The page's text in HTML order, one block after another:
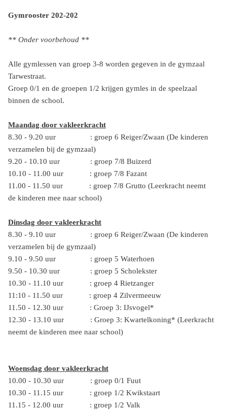
Gymrooster 202-202
** Onder voorbehoud **
Alle gymlessen van groep 3-8 worden gegeven in de gymzaal
Tarwestraat.
Groep 0/1 en de groepen 1/2 krijgen gymles in de speelzaal
binnen de school.
Maandag door vakleerkracht
8.30 - 9.20 uur : groep 6 Reiger/Zwaan (De kinderen
verzamelen bij de gymzaal)
9.20 - 10.10 uur : groep 7/8 Buizerd
10.10 - 11.00 uur : groep 7/8 Fazant
11.00 - 11.50 uur : groep 7/8 Grutto (Leerkracht neemt
de kinderen mee naar school)
Dinsdag door vakleerkracht
8.30 - 9.10 uur : groep 6 Reiger/Zwaan (De kinderen
verzamelen bij de gymzaal)
9.10 - 9.50 uur : groep 5 Waterhoen
9.50 - 10.30 uur : groep 5 Scholekster
10.30 - 11.10 uur : groep 4 Rietzanger
11:10 - 11.50 uur : groep 4 Zilvermeeuw
11.50 - 12.30 uur : Groep 3: IJsvogel*
12.30 - 13.10 uur : Groep 3: Kwartelkoning* (Leerkracht
neemt de kinderen mee naar school)
Woensdag door vakleerkracht
10.00 - 10.30 uur : groep 0/1 Fuut
10.30 - 11.15 uur : groep 1/2 Kwikstaart
11.15 - 12.00 uur : groep 1/2 Valk